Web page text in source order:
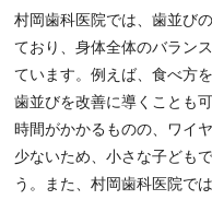
村岡歯科医院では、歯並び
ており、身体全体のバラン
ています。例えば、食べ方
歯並びを改善に導くことも
時間がかかるものの、ワイ
少ないため、小さな子ども
う。また、村岡歯科医院で